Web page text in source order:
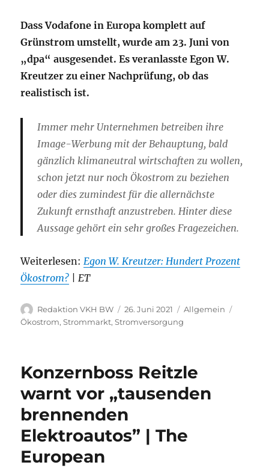
Dass Vodafone in Europa komplett auf
Grünstrom umstellt, wurde am 23. Juni von
„dpa“ ausgesendet. Es veranlasste Egon W.
Kreutzer zu einer Nachprüfung, ob das
realistisch ist.
Immer mehr Unternehmen betreiben ihre
Image-Werbung mit der Behauptung, bald
gänzlich klimaneutral wirtschaften zu wollen,
schon jetzt nur noch Ökostrom zu beziehen
oder dies zumindest für die allernächste
Zukunft ernsthaft anzustreben. Hinter diese
Aussage gehört ein sehr großes Fragezeichen.
Weiterlesen: Egon W. Kreutzer: Hundert Prozent
Ökostrom? | ET
Autor
Redaktion VKH BW
Veröffentlicht
am
26. Juni 2021 Kategorien
Allgemein
Ökostrom,Strommarkt,Stromversorgung
Konzernboss Reitzle
warnt vor „tausenden
brennenden
Elektroautos” | The
European